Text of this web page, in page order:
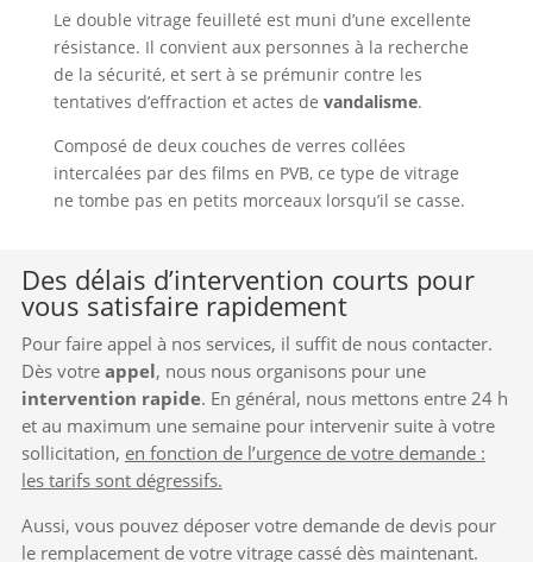
Le double vitrage feuilleté est muni d’une excellente
résistance. Il convient aux personnes à la recherche
de la sécurité, et sert à se prémunir contre les
tentatives d’effraction et actes de vandalisme.
Composé de deux couches de verres collées
intercalées par des films en PVB, ce type de vitrage
ne tombe pas en petits morceaux lorsqu’il se casse.
Des délais d’intervention courts pour
vous satisfaire rapidement
Pour faire appel à nos services, il suffit de nous contacter.
Dès votreappel, nous nous organisons pour une
intervention rapide. En général, nous mettons entre 24 h
et au maximum une semaine pour intervenir suite à votre
sollicitation, en fonction de l’urgence de votre demande :
les tarifs sont dégressifs.
Aussi, vous pouvez déposer votre demande de devis pour
le remplacement de votre vitrage cassé dès maintenant.